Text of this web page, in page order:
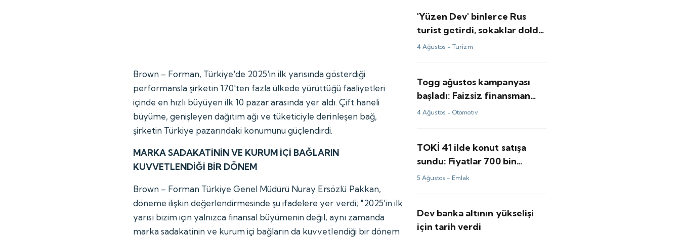
Brown – Forman, Türkiye'de 2025'in ilk yarısında gösterdiği
performansla şirketin 170'ten fazla ülkede yürüttüğü faaliyetleri
içinde en hızlı büyüyen ilk 10 pazar arasında yer aldı. Çift haneli
büyüme, genişleyen dağıtım ağı ve tüketiciyle derinleşen bağ,
şirketin Türkiye pazarındaki konumunu güçlendirdi.
MARKA SADAKATİNİN VE KURUM İÇİ BAĞLARIN
KUVVETLENDİĞİ BİR DÖNEM
Brown – Forman Türkiye Genel Müdürü Nuray Ersözlü Pakkan,
döneme ilişkin değerlendirmesinde şu ifadelere yer verdi; "2025'in ilk
yarısı bizim için yalnızca finansal büyümenin değil, aynı zamanda
marka sadakatinin ve kurum içi bağların da kuvvetlendiği bir dönem
'Yüzen Dev' binlerce Rus
turist getirdi, sokaklar doldu
taştı
4 Ağustos -Turizm
Togg ağustos kampanyası
başladı: Faizsiz finansman
paketi
4 Ağustos -Otomotiv
TOKİ 41 ilde konut satışa
sundu: Fiyatlar 700 bin
TL'den başlıyor
5 Ağustos - Emlak
Dev banka altının yükselişi
için tarih verdi